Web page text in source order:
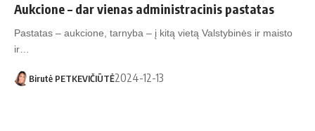
Aukcione – dar vienas administracinis pastatas
Pastatas – aukcione, tarnyba – į kitą vietą Valstybinės ir maisto
ir…
Birutė PETKEVIČIŪTĖ2024-12-13